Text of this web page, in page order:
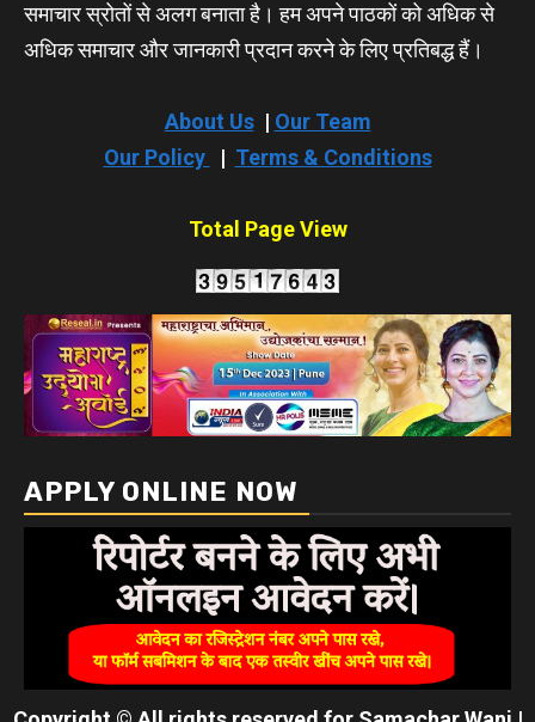
समाचार स्रोतों से अलग बनाता है। हम अपने पाठकों को अधिक से
अधिक समाचार और जानकारी प्रदान करने के लिए प्रतिबद्ध हैं।
About Us| Our Team
Our Policy
| Terms & Conditions
Total Page View
APPLY ONLINE NOW